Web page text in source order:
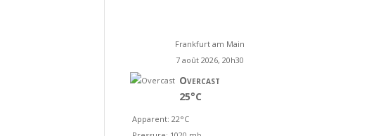
Frankfurt am Main
7 août 2026, 20h30
Overcast
25°C
Apparent: 22°C